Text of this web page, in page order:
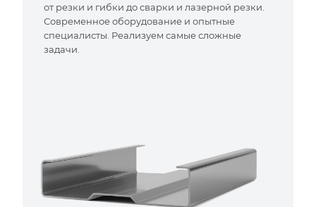
от резки и гибки до сварки и лазерной резки.
Современное оборудование и опытные
специалисты. Реализуем самые сложные
задачи.